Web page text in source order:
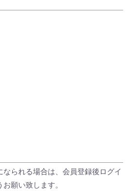
られる場合は、会員登録後ログイ
願い致します。